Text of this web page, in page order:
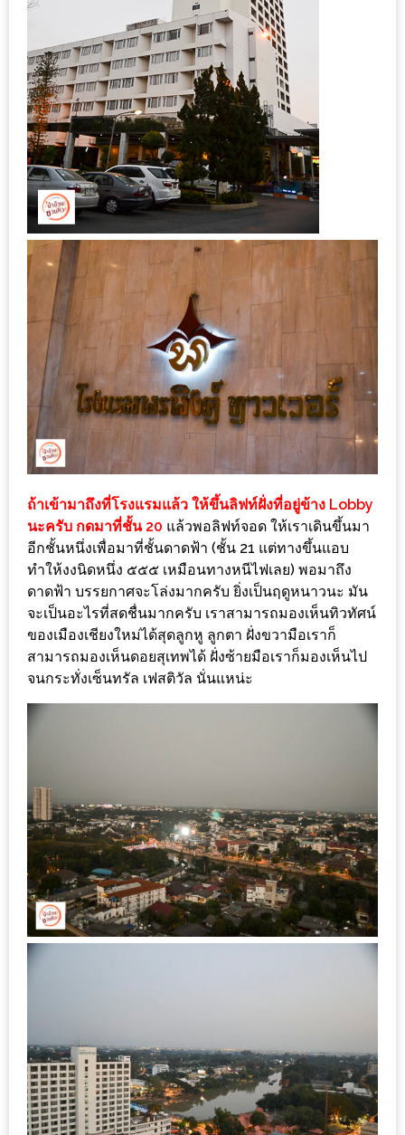
บ้านนา
เมนู
เด็ด
จาก
ANNA
FARM
ที่
เอาชนะ
ใจ
กรรมการ
จาก
DISH
EVENT
ที่
ต้อง
พลาด
สำหรับ
ฤดู
หนาว
นี้
กับ
PING
FAI
FESTIVAL
2
กิน
เพลิน
HFG
E-
NEWS
HOMEPRO
FAIR
2017
เชียงใหม่
ถ้าเข้ามาถึงที่โรงแรมแล้ว ให้ขึ้นลิฟท์ฝั่งที่อยู่ข้าง Lobby
นะครับ กดมาที่ชั้น 20 แล้วพอลิฟท์จอด ให้เราเดินขึ้นมา
อีกชั้นหนึ่งเพื่อมาที่ชั้นดาดฟ้า (ชั้น 21 แต่ทางขึ้นแอบ
ทำให้งงนิดหนึ่ง ๕๕๕ เหมือนทางหนีไฟเลย) พอมาถึง
ดาดฟ้า บรรยกาศจะโล่งมากครับ ยิ่งเป็นฤดูหนาวนะ มัน
จะเป็นอะไรที่สดชื่นมากครับ เราสามารถมองเห็นทิวทัศน์
ของเมืองเชียงใหม่ได้สุดลูกหู ลูกตา ฝั่งขวามือเราก็
สามารถมองเห็นดอยสุเทพได้ ฝั่งซ้ายมือเราก็มองเห็นไป
จนกระทั่งเซ็นทรัล เฟสติวัล นั่นแหน่ะ